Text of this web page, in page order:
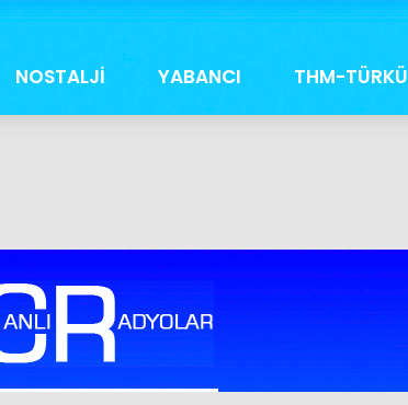
NOSTALJİ YABANCI THM-TÜRKÜ